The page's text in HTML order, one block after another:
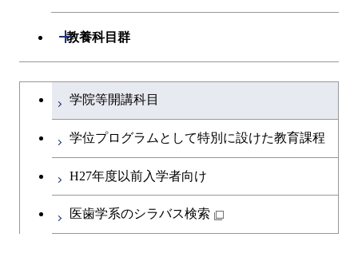
教養科目群
開閉
文系教養科目
英語科目
第二外国語科目
大学院課程を切り替える
学院等開講科目
学位プログラムとして特別に設けた教育課程
H27年度以前入学者向け
医歯学系のシラバス検索